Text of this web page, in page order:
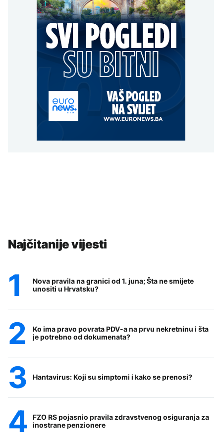
Najčitanije vijesti
Nova pravila na granici od 1. juna; Šta ne smijete
unositi u Hrvatsku?
Ko ima pravo povrata PDV-a na prvu nekretninu i šta
je potrebno od dokumenata?
Hantavirus: Koji su simptomi i kako se prenosi?
FZO RS pojasnio pravila zdravstvenog osiguranja za
inostrane penzionere